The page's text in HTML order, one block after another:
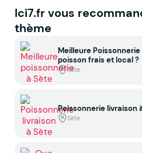
Ici7.fr vous
thème
Meilleure
poisson frais et local ?
Sète
Poissonnerie livraison
Sète